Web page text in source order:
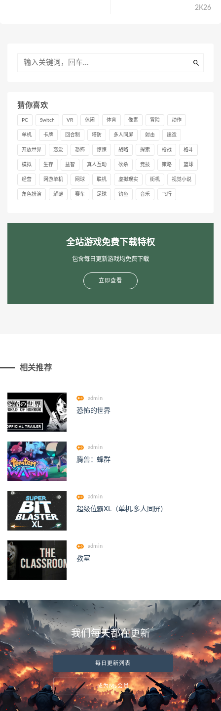
2K26
猜你喜欢
PC Switch VR 休闲 体育 像素 冒险 动作
单机 卡牌 回合制 塔防 多人同屏 射击 建造
开放世界 恋爱 恐怖 惊悚 战略 探索 枪战 格斗
模拟 生存 益智 真人互动 砍杀 竞技 策略 篮球
经营 网游单机 网球 联机 虚拟现实 街机 视觉小说
角色扮演 解谜 赛车 足球 钓鱼 音乐 飞行
全站游戏免费下载特权
包含每日更新游戏均免费下载
立即查看
相关推荐
admin
恐怖的世界
admin
腾兽：蜂群
admin
超级位霸XL（单机.多人同屏）
admin
教室
我们每天都在更新
每日更新列表
成为Ms会员